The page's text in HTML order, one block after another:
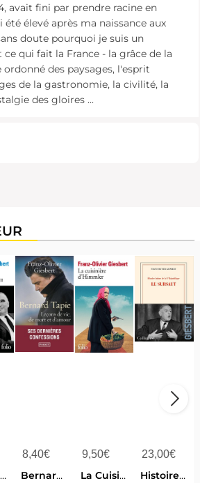
avait fini par prendre racine en
élevé après ma naissance aux
doute pourquoi je suis un
qui fait la France - la grâce de la
des paysages, l'esprit
de la gastronomie, la civilité, la
des gloires ...
Histoire Intime De La Ve Republique Tome 2 : La Belle Epoque
8,40€
Bernard Tapie : Lecons De Vie, De Mort Et D'amour
9,50€
La Cuisiniere D'himmler
23,00€
Histoire Intime De La Ve Republique Tome 1 : Le Sursaut